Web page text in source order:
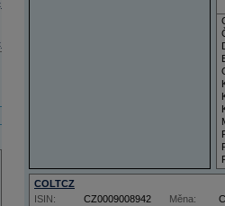
COLTCZ
ISIN: CZ0009008942 Měna: